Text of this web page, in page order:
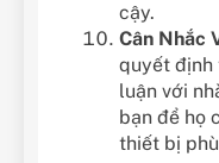
cậy.
Cân Nhắc
quyết định
luận với
bạn để họ
thiết bị